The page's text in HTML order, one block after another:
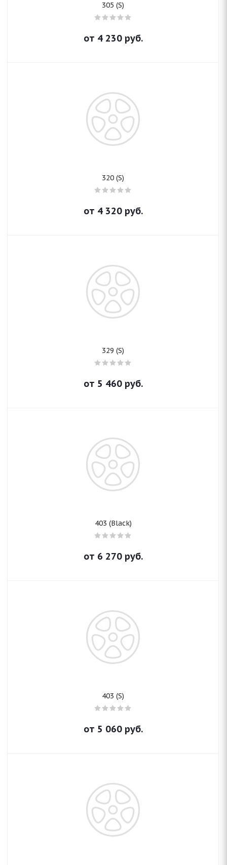
305 (S)
от 4 230руб.
320 (S)
от 4 320руб.
329 (S)
от 5 460руб.
403 (Black)
от 6 270руб.
403 (S)
от 5 060руб.